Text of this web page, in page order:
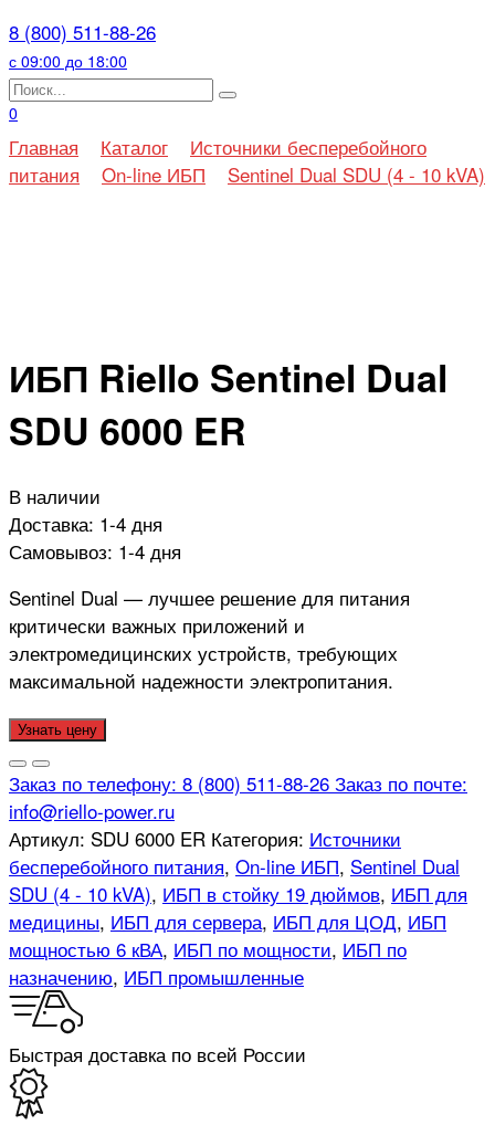
8 (800) 511-88-26
с 09:00 до 18:00
Search
for:
0
Главная Каталог
Источники бесперебойного
питания
On-line ИБП Sentinel Dual SDU (4 - 10 kVA)
ИБП Riello Sentinel Dual
SDU 6000 ER
В наличии
Доставка: 1-4 дня
Самовывоз: 1-4 дня
Sentinel Dual — лучшее решение для питания
критически важных приложений и
электромедицинских устройств, требующих
максимальной надежности электропитания.
Узнать цену
Заказ по телефону: 8 (800) 511-88-26 Заказ по почте:
info@riello-power.ru
Артикул: SDU 6000 ER Категория: Источники
бесперебойного питания, On-line ИБП, Sentinel Dual
SDU (4 - 10 kVA), ИБП в стойку 19 дюймов, ИБП для
медицины, ИБП для сервера, ИБП для ЦОД, ИБП
мощностью 6 кВА, ИБП по мощности, ИБП по
назначению, ИБП промышленные
Быстрая доставка по всей России